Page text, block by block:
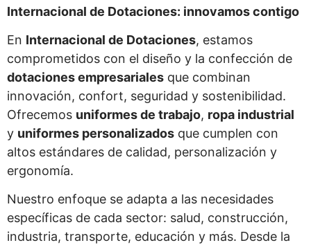
Internacional de Dotaciones: innovamos contigo
En Internacional de Dotaciones, estamos
comprometidos con el diseño y la confección de
dotaciones empresariales que combinan
innovación, confort, seguridad y sostenibilidad.
Ofrecemos uniformes de trabajo, ropa industrial
y uniformes personalizados que cumplen con
altos estándares de calidad, personalización y
ergonomía.
Nuestro enfoque se adapta a las necesidades
específicas de cada sector: salud, construcción,
industria, transporte, educación y más. Desde la